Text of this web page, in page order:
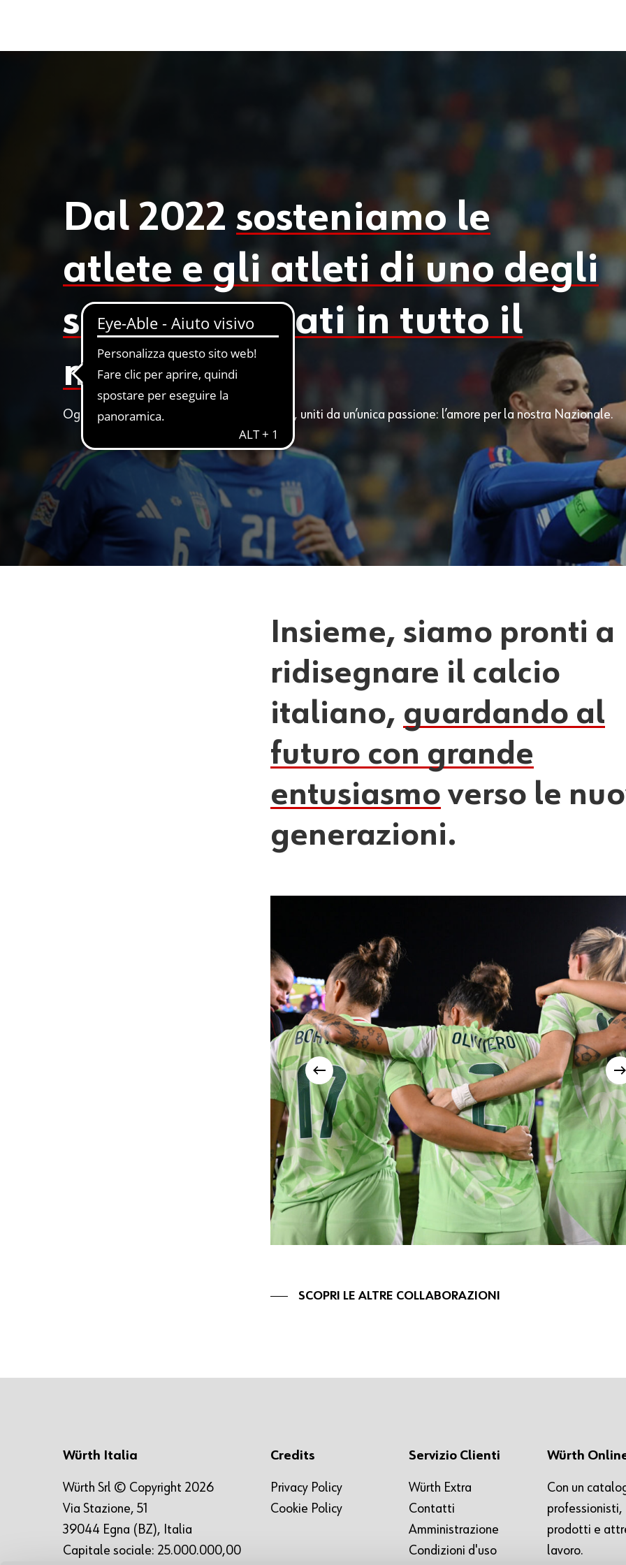
Dal 2022sosteniamo le
atlete e gli atleti di uno degli
sport più amati in tutto il
mondo.
Ogni partita attira migliaia di tifosi e tifose, uniti da un’unica passione: l’amore per la nostra Nazionale.
Insieme, siamo pronti a
ridisegnare il calcio
italiano, guardando al
futuro con grande
entusiasmo verso le
generazioni.
SCOPRI LE ALTRE COLLABORAZIONI
Würth Italia
Würth Srl © Copyright 2026
Via Stazione, 51
39044 Egna (BZ), Italia
Capitale sociale: 25.000.000,00
Credits
Privacy Policy
Cookie Policy
Servizio Clienti
Würth Extra
Contatti
Amministrazione
Condizioni d'uso
Würth
Con un
prodotti e
lavoro.